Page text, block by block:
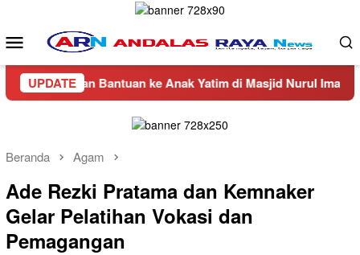
konten
Menu
Mobile
UPDATE
Bantuan ke Anak Yatim di Masjid Nurul Iman Air Napal
Beranda Agam
Ade Rezki Pratama dan Kemnaker
Gelar Pelatihan Vokasi dan
Pemagangan